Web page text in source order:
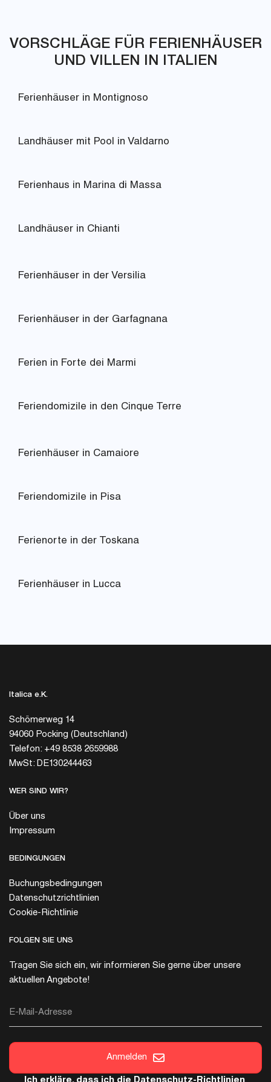
VORSCHLÄGE FÜR FERIENHÄUSER
UND VILLEN IN ITALIEN
Ferienhäuser in Montignoso
Landhäuser mit Pool in Valdarno
Ferienhaus in Marina di Massa
Landhäuser in Chianti
Ferienhäuser in der Versilia
Ferienhäuser in der Garfagnana
Ferien in Forte dei Marmi
Feriendomizile in den Cinque Terre
Ferienhäuser in Camaiore
Feriendomizile in Pisa
Ferienorte in der Toskana
Ferienhäuser in Lucca
Italica e.K.
Schömerweg 14
94060 Pocking (Deutschland)
Telefon: +49 8538 2659988
MwSt: DE130244463
WER SIND WIR?
Über uns
Impressum
BEDINGUNGEN
Buchungsbedingungen
Datenschutzrichtlinien
Cookie-Richtlinie
FOLGEN SIE UNS
Tragen Sie sich ein, wir informieren Sie gerne über unsere
aktuellen Angebote!
E-Mail-Adresse
Anmelden